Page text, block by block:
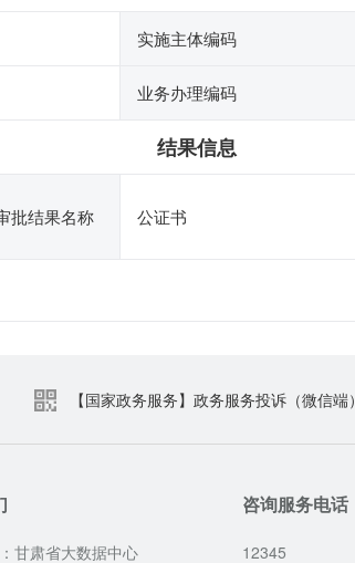
实施主体编码
业务办理编码
结果信息
批结果名称 公证书
【国家政务服务】政务服务投诉（微信端）
甘肃省大数据中心
咨询服务电话
12345